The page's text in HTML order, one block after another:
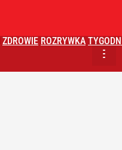
ZDROWIE ROZRYWKA